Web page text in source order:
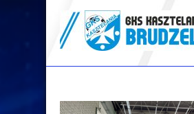
GKS Kasztelania